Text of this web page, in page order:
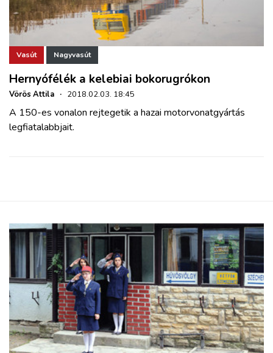
Vasút Nagyvasút
Hernyófélék a kelebiai bokorugrókon
Vörös Attila · 2018.02.03. 18:45
A 150-es vonalon rejtegetik a hazai motorvonatgyártás
legfiatalabbjait.